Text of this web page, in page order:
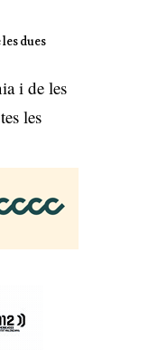
dues
i de les
les